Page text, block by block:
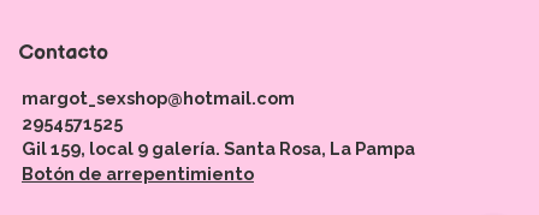
Contacto
margot_sexshop@hotmail.com
2954571525
Gil 159, local 9 galería. Santa Rosa, La Pampa
Botón de arrepentimiento